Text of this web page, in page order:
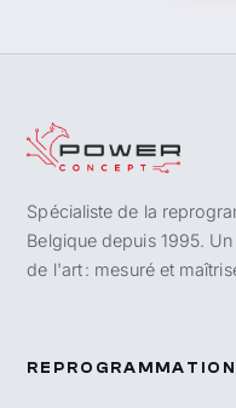
Spécialiste de la
Belgique depuis 1995.
de l'art : mesuré et
REPROGRAMMATION